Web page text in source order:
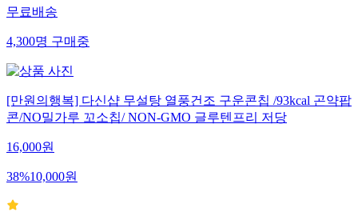
무료배송
4,300명 구매중
[만원의행복] 다신샵 무설탕 열풍건조 구운콘칩 /93kcal 곤약팝
콘/NO밀가루 꼬소칩/ NON-GMO 글루텐프리 저당
16,000원
38%10,000원